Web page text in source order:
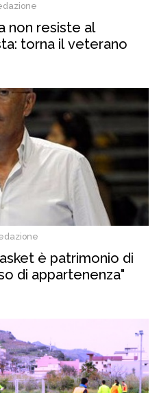
non resiste al
torna il veterano
è patrimonio di
di appartenenza"